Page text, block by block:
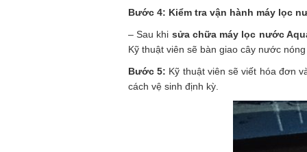
Bước 4: Kiểm tra vận hành máy lọc
– Sau khi sửa chữa máy lọc nước
Kỹ thuật viên sẽ bàn giao cây nước
Bước 5: Kỹ thuật viên sẽ viết hóa đơn
cách vệ sinh định kỳ.